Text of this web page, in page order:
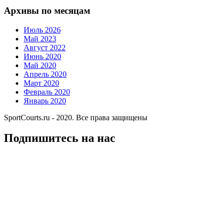
Архивы по месяцам
Июль 2026
Май 2023
Август 2022
Июнь 2020
Май 2020
Апрель 2020
Март 2020
Февраль 2020
Январь 2020
SportCourts.ru - 2020. Все права защищены
Подпишитесь на нас